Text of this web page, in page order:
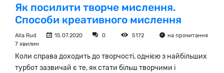
Як посилити творче мислення.
Способи креативного мислення
Alla Rud 15.07.2020 0 5172
на прочитання
7 хвилин
Коли справа доходить до творчості, однією з найбільших
турбот зазвичай є те, як стати більш творчими і